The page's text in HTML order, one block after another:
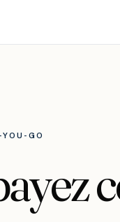
GO